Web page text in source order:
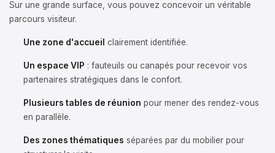
Sur une grande surface, vous pouvez concevoir un véritable
parcours visiteur.
Une zone d'accueil clairement identifiée.
Un espace VIP : fauteuils ou canapés pour recevoir vos
partenaires stratégiques dans le confort.
Plusieurs tables de réunion pour mener des rendez-vous
en parallèle.
Des zones thématiques séparées par du mobilier pour